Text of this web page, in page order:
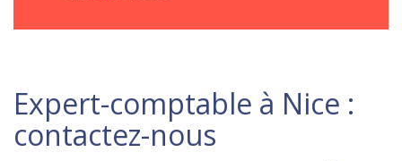
Expert-comptable à Nice :
contactez-nous